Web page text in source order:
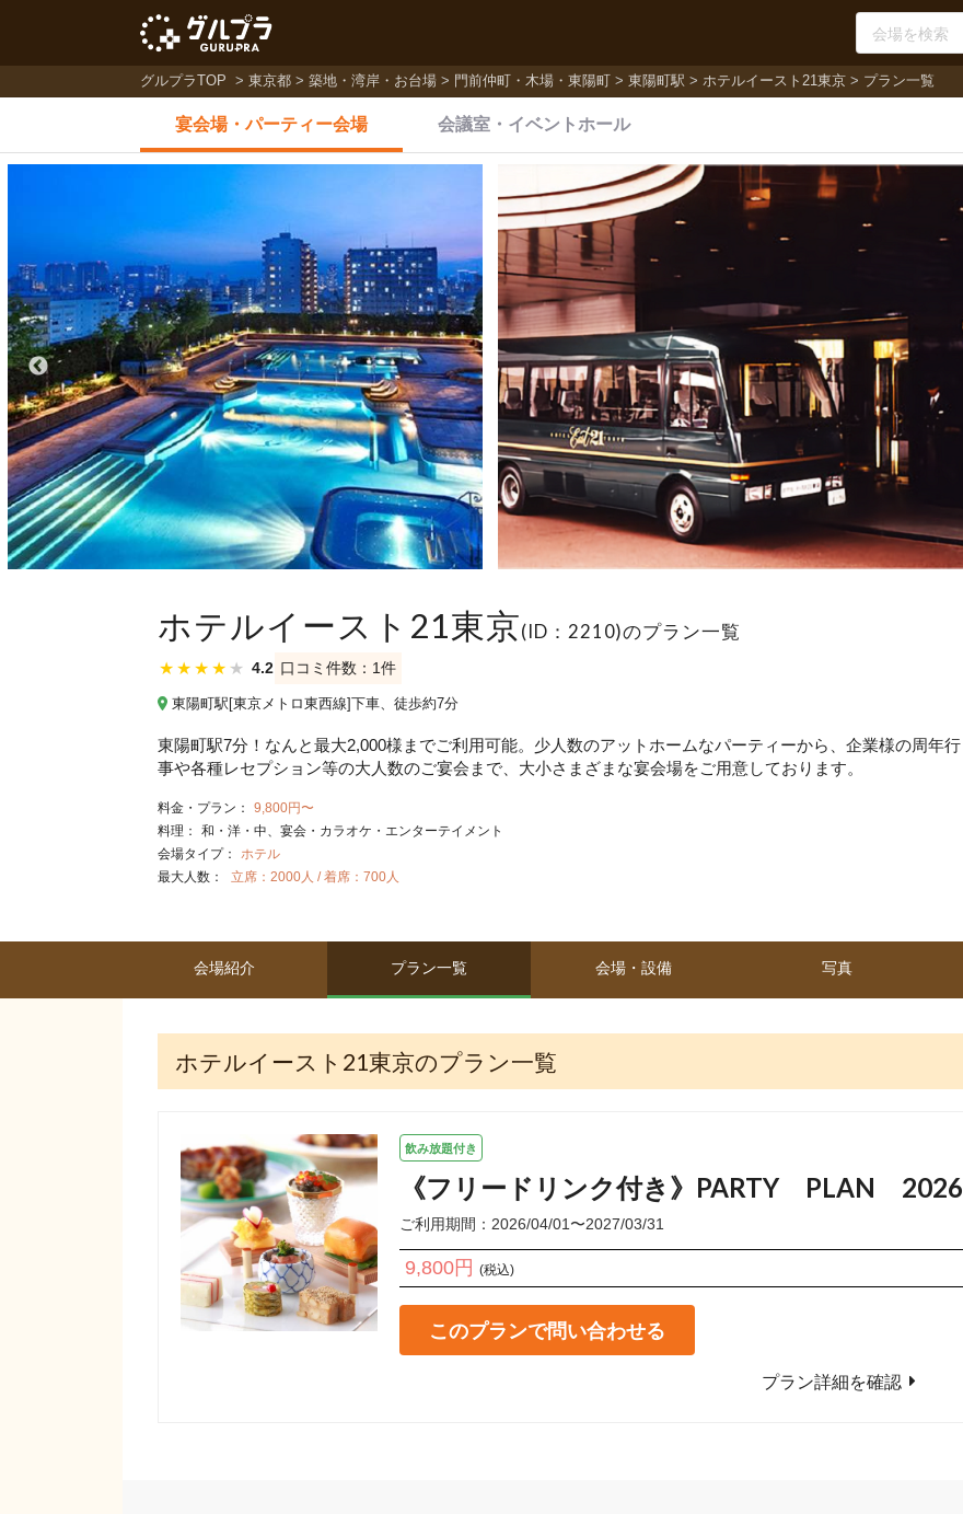
グルプラTOP 東京都 築地・湾岸・お台場 門前仲町・木場・東陽町 東陽町駅 ホテルイースト21東京 プラン一覧
宴会場・パーティー会場 会議室・ イベントホール
ホテルイースト21東京(ID：2210)のプラン一覧
★ ★ ★ ★ ★ 4.2 口コミ件数：1件
東陽町駅[東京メトロ東西線]下車、徒歩約7分
東陽町駅7分！なんと最大2,000様までご利用可能。少人数のアットホームなパーティーから、企業様の周年行
事や各種レセプション等の大人数のご宴会まで、大小さまざまな宴会場をご用意しております。
料金・プラン：
9,800円〜
料理：
和・洋・中
宴会・カラオケ・エンターテイメント
会場タイプ：
ホテル
最大人数：
立席：2000人 / 着席：700人
会場紹介 プラン一覧 会場・設備 写真
ホテルイースト21東京のプラン一覧
飲み放題付き
《フリードリンク付き》PARTY PLAN 2026
ご利用期間：2026/04/01〜2027/03/31
9,800円 (税込)
このプランで問い合わせる
プラン詳細を確認